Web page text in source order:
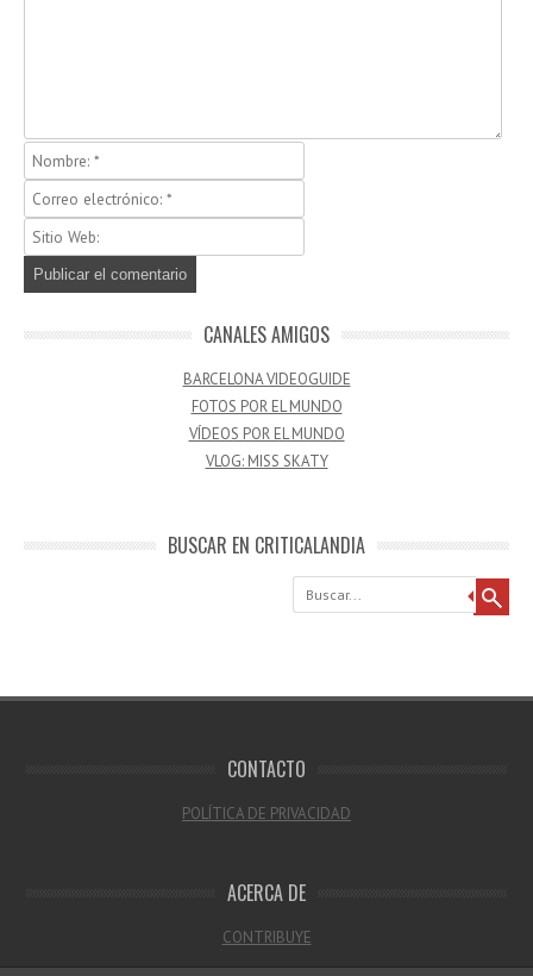
CANALES AMIGOS
BARCELONA VIDEOGUIDE
FOTOS POR EL MUNDO
VÍDEOS POR EL MUNDO
VLOG: MISS SKATY
BUSCAR EN CRITICALANDIA
Buscar
CONTACTO
POLÍTICA DE PRIVACIDAD
ACERCA DE
CONTRIBUYE